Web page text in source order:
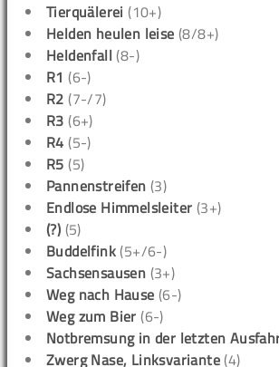
Tierquälerei (10+)
Helden heulen leise (8/8+)
Heldenfall (8-)
R1 (6-)
R2 (7-/7)
R3 (6+)
R4 (5-)
R5 (5)
Pannenstreifen (3)
Endlose Himmelsleiter (3+)
(?) (5)
Buddelfink (5+/6-)
Sachsensausen (3+)
Weg nach Hause (6-)
Weg zum Bier (6-)
Notbremsung in der letzten
Zwerg Nase, Linksvariante (4)